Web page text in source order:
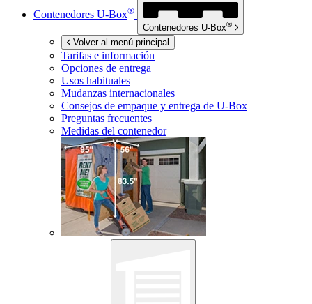
Contenedores U-Box®
Contenedores U-Box®
Volver al menú principal
Tarifas e información
Opciones de entrega
Usos habituales
Mudanzas internacionales
Consejos de empaque y entrega de U-Box
Preguntas frecuentes
Medidas del contenedor